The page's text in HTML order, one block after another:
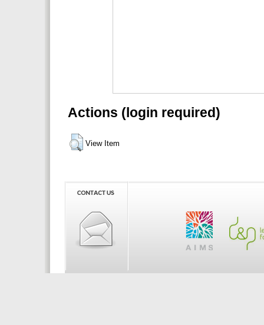
Actions (login required)
View Item